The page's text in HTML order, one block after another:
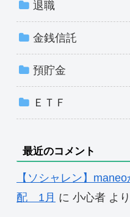
退職
金銭信託
預貯金
ＥＴＦ
最近のコメント
【ソシャレン】
配 1月 に 小心者 より